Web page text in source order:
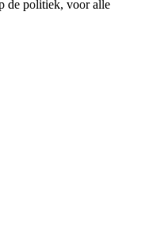
de politiek, voor alle